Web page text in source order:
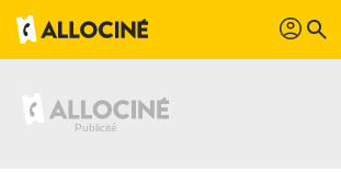
profil search